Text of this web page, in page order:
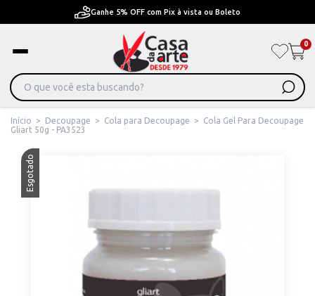
Ganhe 5% OFF com Pix à vista ou Boleto
0
Início > Decoupage > Cola para Decoupage >
Cola Gel Para Decoupage
Gliart 50g - PA3523
Esgotado